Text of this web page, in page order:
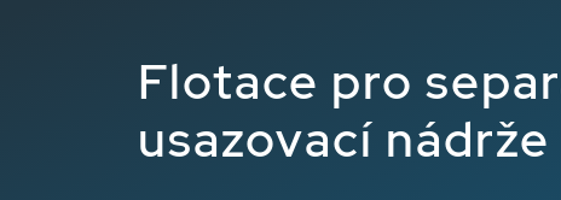
Flotace pro
usazovací